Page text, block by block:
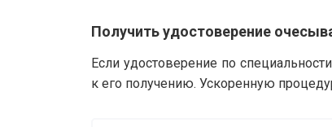
Получить удостоверение
Если удостоверение по
к его получению. Ускоренную